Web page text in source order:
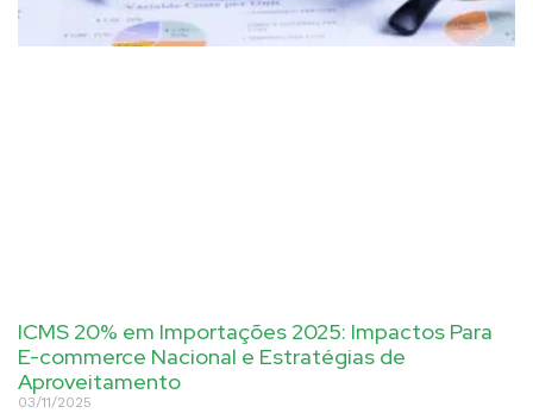
ICMS 20% em Importações 2025: Impactos Para
E-commerce Nacional e Estratégias de
Aproveitamento
03/11/2025